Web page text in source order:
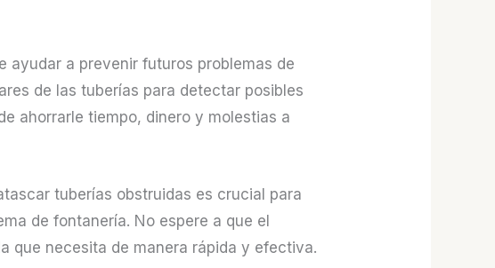
ayudar a prevenir futuros problemas de
de las tuberías para detectar posibles
ahorrarle tiempo, dinero y molestias a
tuberías obstruidas es crucial para
de fontanería. No espere a que el
que necesita de manera rápida y efectiva.